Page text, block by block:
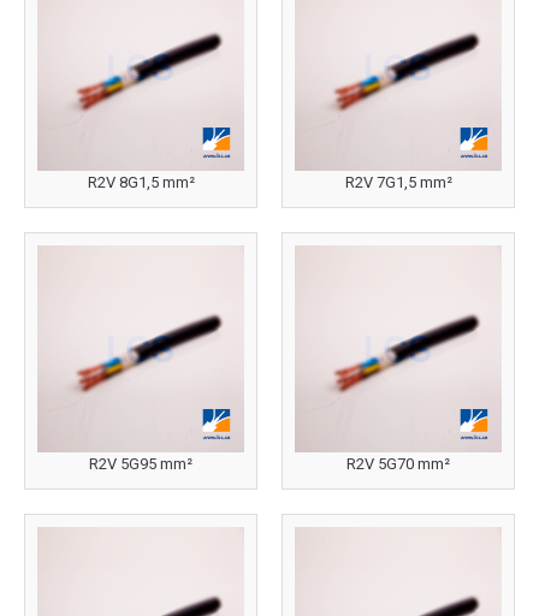
R2V 8G1,5 mm² R2V 7G1,5 mm²
R2V 5G95 mm² R2V 5G70 mm²